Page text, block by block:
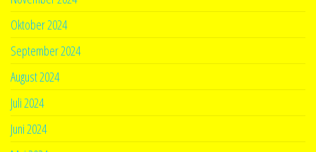
Oktober 2024
September 2024
August 2024
Juli 2024
Juni 2024